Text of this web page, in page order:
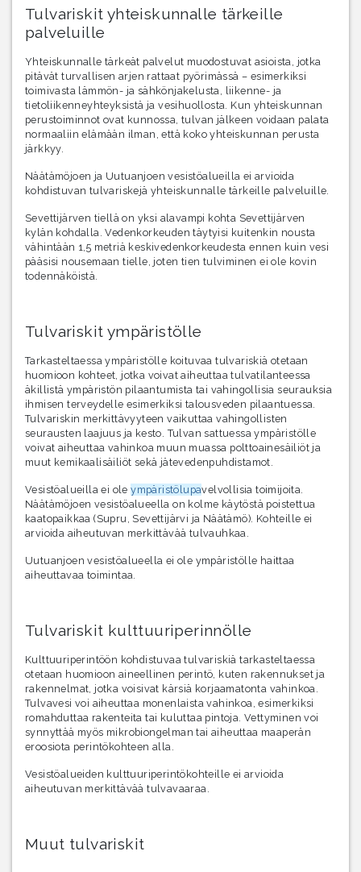
Tulvariskit yhteiskunnalle tärkeille
palveluille
Yhteiskunnalle tärkeät palvelut muodostuvat asioista, jotka
pitävät turvallisen arjen rattaat pyörimässä – esimerkiksi
toimivasta lämmön- ja sähkönjakelusta, liikenne- ja
tietoliikenneyhteyksistä ja vesihuollosta. Kun yhteiskunnan
perustoiminnot ovat kunnossa, tulvan jälkeen voidaan palata
normaaliin elämään ilman, että koko yhteiskunnan perusta
järkkyy.
Näätämöjoen ja Uutuanjoen vesistöalueilla ei arvioida
kohdistuvan tulvariskejä yhteiskunnalle tärkeille palveluille.
Sevettijärven tiellä on yksi alavampi kohta Sevettijärven
kylän kohdalla. Vedenkorkeuden täytyisi kuitenkin nousta
vähintään 1,5 metriä keskivedenkorkeudesta ennen kuin vesi
pääsisi nousemaan tielle, joten tien tulviminen ei ole kovin
todennäköistä.
Tulvariskit ympäristölle
Tarkasteltaessa ympäristölle koituvaa tulvariskiä otetaan
huomioon kohteet, jotka voivat aiheuttaa tulvatilanteessa
äkillistä ympäristön pilaantumista tai vahingollisia seurauksia
ihmisen terveydelle esimerkiksi talousveden pilaantuessa.
Tulvariskin merkittävyyteen vaikuttaa vahingollisten
seurausten laajuus ja kesto. Tulvan sattuessa ympäristölle
voivat aiheuttaa vahinkoa muun muassa polttoainesäiliöt ja
muut kemikaalisäiliöt sekä jätevedenpuhdistamot.
Vesistöalueilla ei oleympäristölupavelvollisia toimijoita.
Näätämöjoen vesistöalueella on kolme käytöstä poistettua
kaatopaikkaa (Supru, Sevettijärvi ja Näätämö). Kohteille ei
arvioida aiheutuvan merkittävää tulvauhkaa.
Uutuanjoen vesistöalueella ei ole ympäristölle haittaa
aiheuttavaa toimintaa.
Tulvariskit kulttuuriperinnölle
Kulttuuriperintöön kohdistuvaa tulvariskiä tarkasteltaessa
otetaan huomioon aineellinen perintö, kuten rakennukset ja
rakennelmat, jotka voisivat kärsiä korjaamatonta vahinkoa.
Tulvavesi voi aiheuttaa monenlaista vahinkoa, esimerkiksi
romahduttaa rakenteita tai kuluttaa pintoja. Vettyminen voi
synnyttää myös mikrobiongelman tai aiheuttaa maaperän
eroosiota perintökohteen alla.
Vesistöalueiden kulttuuriperintökohteille ei arvioida
aiheutuvan merkittävää tulvavaaraa.
Muut tulvariskit